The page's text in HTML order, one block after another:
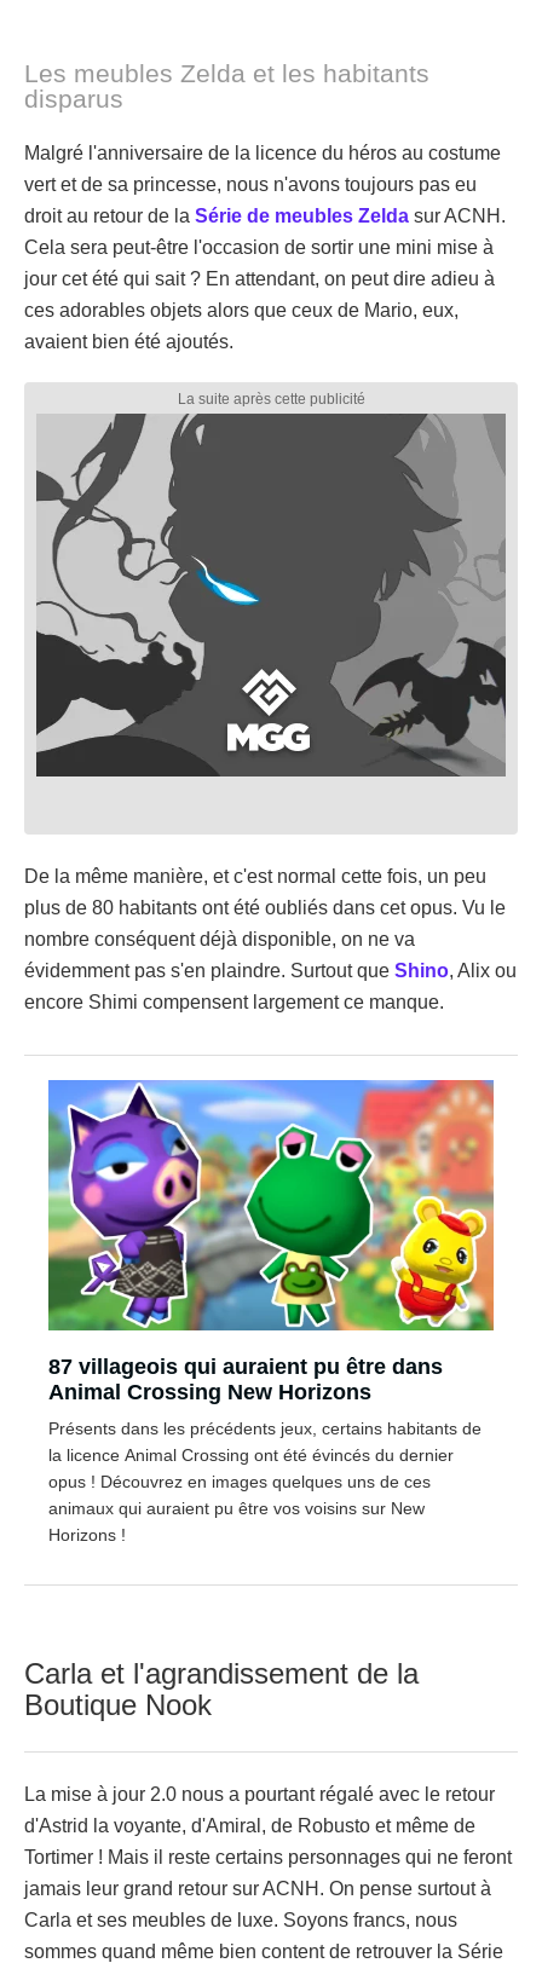
Les meubles Zelda et les habitants
disparus
Malgré l'anniversaire de la licence du héros au costume
vert et de sa princesse, nous n'avons toujours pas eu
droit au retour de la Série de meubles Zelda sur ACNH.
Cela sera peut-être l'occasion de sortir une mini mise à
jour cet été qui sait ? En attendant, on peut dire adieu à
ces adorables objets alors que ceux de Mario, eux,
avaient bien été ajoutés.
De la même manière, et c'est normal cette fois, un peu
plus de 80 habitants ont été oubliés dans cet opus. Vu le
nombre conséquent déjà disponible, on ne va
évidemment pas s'en plaindre. Surtout que Shino, Alix ou
encore Shimi compensent largement ce manque.
87 villageois qui auraient pu être dans
Animal Crossing New Horizons
Présents dans les précédents jeux, certains habitants de
la licence Animal Crossing ont été évincés du dernier
opus ! Découvrez en images quelques uns de ces
animaux qui auraient pu être vos voisins sur New
Horizons !
Carla et l'agrandissement de la
Boutique Nook
La mise à jour 2.0 nous a pourtant régalé avec le retour
d'Astrid la voyante, d'Amiral, de Robusto et même de
Tortimer ! Mais il reste certains personnages qui ne feront
jamais leur grand retour sur ACNH. On pense surtout à
Carla et ses meubles de luxe. Soyons francs, nous
sommes quand même bien content de retrouver la Série